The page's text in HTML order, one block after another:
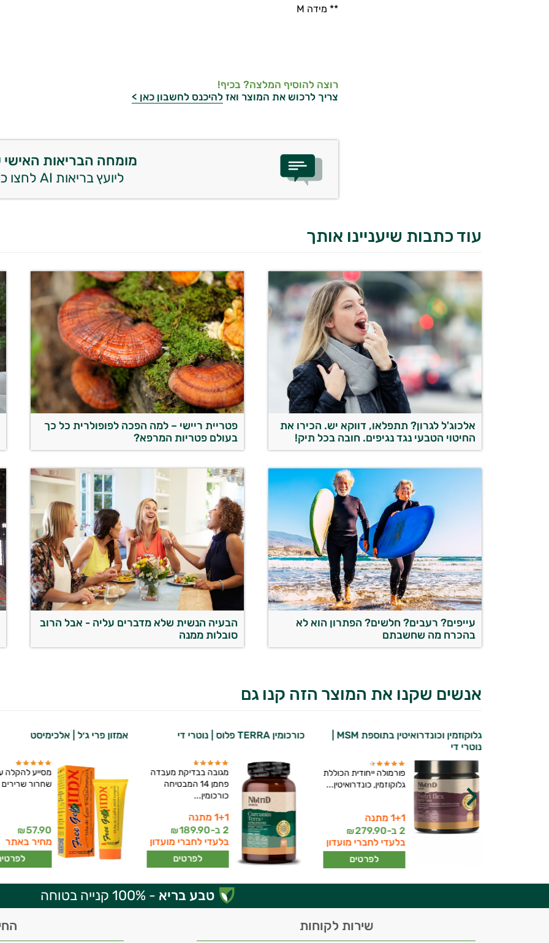
** מידה M
רוצה להוסיף המלצה? בכיף!
צריך לרכוש את המוצר ואז להיכנס לחשבון כאן >
מומחה הבריאות
ליועץ בריאות AI לחצו כאן
עוד כתבות שיעניינו אותך
אלכוג'ל לגרון? תתפלאו, דווקא יש. הכירו את
החיטוי הטבעי נגד נגיפים. חובה בכל תיק!
פטריית ריישי – למה הפכה לפופולרית כל כך
בעולם פטריות המרפא?
עייפים? רעבים? חלשים? הפתרון הוא לא
בהכרח מה שחשבתם
הבעיה הנשית שלא מדברים עליה - אבל הרוב
סובלות ממנה
אנשים שקנו את המוצר הזה קנו גם
נוטרי די
פורמולה ייחודית הכוללת
גלוקוזמין, כונדרואיטין...
1+1 מתנה
2 ב-
279.90
₪
בלעדי לחברי מועדון
לפרטים
כורכומין TERRA פלוס | נוטרי די
מגובה בבדיקת מעבדה
פחמן 14 המבטיחה
כורכומין...
1+1 מתנה
2 ב-
189.90
₪
בלעדי לחברי מועדון
לפרטים
אמזון פרי ג׳ל | אלכימיסט
מסייע להקלה
שחרור שרירים
57.90
₪
מחיר באתר
טבע בריא - 100% קנייה בטוחה
שירות לקוחות
יועץ בריאות אישי AI